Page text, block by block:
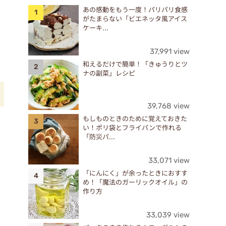
あの感動をもう一度！パリパリ食感
がたまらない「ビエネッタ風アイス
ケーキ...
37,991 view
和えるだけで簡単！「きゅうりとツ
ナの副菜」レシピ
39,768 view
もしものときのために覚えておきた
い！ポリ袋とフライパンで作れる
「防災パ...
33,071 view
「にんにく」が余ったときにおすす
め！「魔法のガーリックオイル」の
作り方
33,039 view